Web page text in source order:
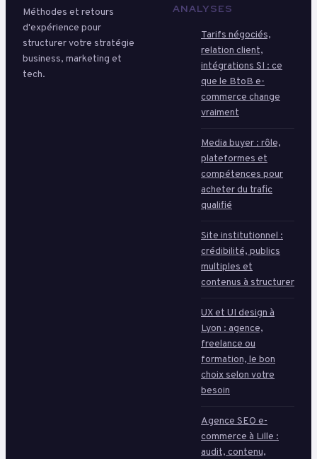
Méthodes et retours
d'expérience pour
structurer votre stratégie
business, marketing et
tech.
ANALYSES
Tarifs négociés,
relation client,
intégrations SI : ce
que le BtoB e-
commerce change
vraiment
Media buyer : rôle,
plateformes et
compétences pour
acheter du trafic
qualifié
Site institutionnel :
crédibilité, publics
multiples et
contenus à structurer
UX et UI design à
Lyon : agence,
freelance ou
formation, le bon
choix selon votre
besoin
Agence SEO e-
commerce à Lille :
audit, contenu,